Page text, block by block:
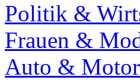
Politik &
Frauen &
Auto &